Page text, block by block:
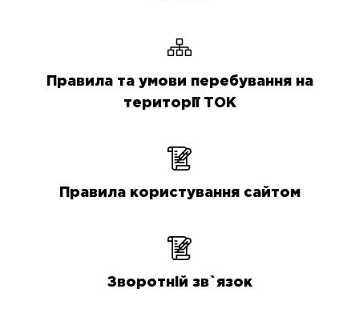
Правила та умови перебування на
території ТОК
Правила користування сайтом
Зворотній зв`язок